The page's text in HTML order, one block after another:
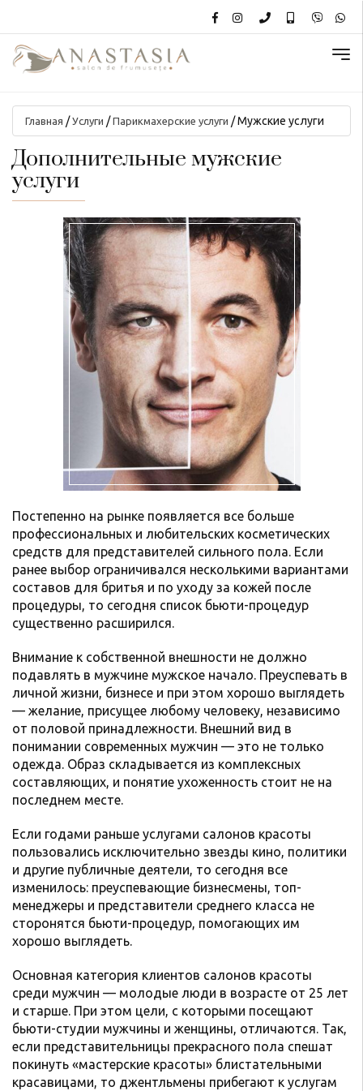
Главная /Услуги /Парикмахерские услуги /Мужские услуги
Дополнительные мужские
услуги
Постепенно на рынке появляется все больше
профессиональных и любительских косметических
средств для представителей сильного пола. Если
ранее выбор ограничивался несколькими вариантами
составов для бритья и по уходу за кожей после
процедуры, то сегодня список бьюти-процедур
существенно расширился.
Внимание к собственной внешности не должно
подавлять в мужчине мужское начало. Преуспевать в
личной жизни, бизнесе и при этом хорошо выглядеть
— желание, присущее любому человеку, независимо
от половой принадлежности. Внешний вид в
понимании современных мужчин — это не только
одежда. Образ складывается из комплексных
составляющих, и понятие ухоженность стоит не на
последнем месте.
Если годами раньше услугами салонов красоты
пользовались исключительно звезды кино, политики
и другие публичные деятели, то сегодня все
изменилось: преуспевающие бизнесмены, топ-
менеджеры и представители среднего класса не
сторонятся бьюти-процедур, помогающих им
хорошо выглядеть.
Основная категория клиентов салонов красоты
среди мужчин — молодые люди в возрасте от 25 лет
и старше. При этом цели, с которыми посещают
бьюти-студии мужчины и женщины, отличаются. Так,
если представительницы прекрасного пола спешат
покинуть «мастерские красоты» блистательными
красавицами, то джентльмены прибегают к услугам